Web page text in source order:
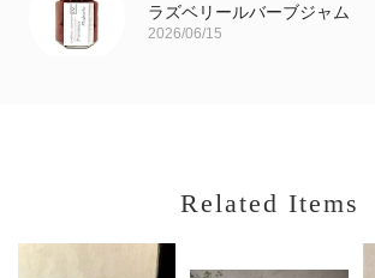
ラズベリールバーブジャム
2026/06/15
苺とピスタチオのミルクジャム
2026/06/15
Related Items